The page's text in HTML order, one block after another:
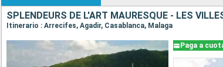
Itinerario : Arrecifes, Agadir, Casablanca, Malaga
Paga a